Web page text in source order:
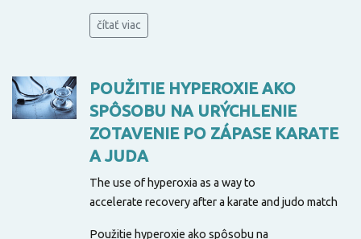
čítať viac
POUŽITIE HYPEROXIE AKO
SPÔSOBU NA URÝCHLENIE
ZOTAVENIE PO ZÁPASE KARATE
A JUDA
The use of hyperoxia as a way to
accelerate recovery after a karate and judo match
Použitie hyperoxie ako spôsobu na